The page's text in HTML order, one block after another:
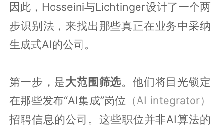
因此，Hosseini与Lichtinger设计了一个两
步识别法，来找出那些真正在业务中采纳
生成式AI的公司。
第一步，是大范围筛选。他们将目光锁定
在那些发布“AI集成”岗位 （AI integrator）
招聘信息的公司。这些职位并非AI算法的